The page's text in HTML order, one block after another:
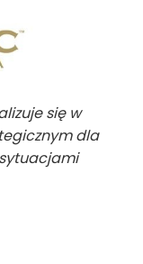
się w
dla